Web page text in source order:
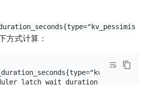
方式计算：